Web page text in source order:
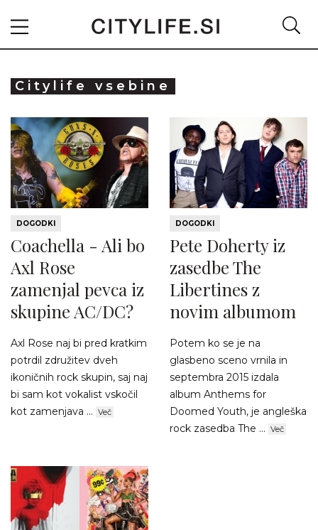
Citylife vsebine
DOGODKI
Coachella - Ali bo
Axl Rose
zamenjal pevca iz
skupine AC/DC?
Axl Rose naj bi pred kratkim
potrdil združitev dveh
ikoničnih rock skupin, saj naj
bi sam kot vokalist vskočil
kot zamenjava ... Več
DOGODKI
Pete Doherty iz
zasedbe The
Libertines z
novim albumom
Potem ko se je na
glasbeno sceno vrnila in
septembra 2015 izdala
album Anthems for
Doomed Youth, je angleška
rock zasedba The ... Več